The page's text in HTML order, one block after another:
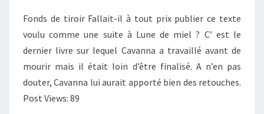
Fonds de tiroir Fallait-il à tout prix publier ce texte
voulu comme une suite à Lune de miel ? C’ est le
dernier livre sur lequel Cavanna a travaillé avant de
mourir mais il était loin d’être finalisé. A n’en pas
douter, Cavanna lui aurait apporté bien des retouches.
Post Views: 89